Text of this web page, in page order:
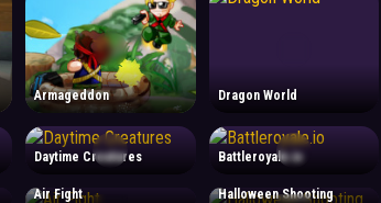
Armageddon Dragon World
Daytime Creatures Battleroyale.io
Air Fight Halloween Shooting